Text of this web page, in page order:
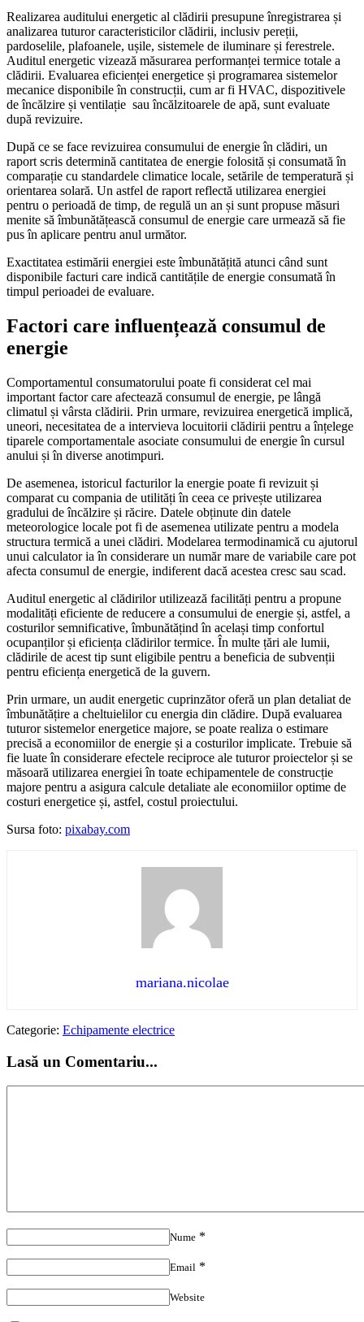
Realizarea auditului energetic al clădirii presupune înregistrarea și
analizarea tuturor caracteristicilor clădirii, inclusiv pereții,
pardoselile, plafoanele, ușile, sistemele de iluminare și ferestrele.
Auditul energetic vizează măsurarea performanței termice totale a
clădirii. Evaluarea eficienței energetice și programarea sistemelor
mecanice disponibile în construcții, cum ar fi HVAC, dispozitivele
de încălzire și ventilație sau încălzitoarele de apă, sunt evaluate
după revizuire.
După ce se face revizuirea consumului de energie în clădiri, un
raport scris determină cantitatea de energie folosită și consumată în
comparație cu standardele climatice locale, setările de temperatură și
orientarea solară. Un astfel de raport reflectă utilizarea energiei
pentru o perioadă de timp, de regulă un an și sunt propuse măsuri
menite să îmbunătățească consumul de energie care urmează să fie
pus în aplicare pentru anul următor.
Exactitatea estimării energiei este îmbunătățită atunci când sunt
disponibile facturi care indică cantitățile de energie consumată în
timpul perioadei de evaluare.
Factori care influențează consumul de
energie
Comportamentul consumatorului poate fi considerat cel mai
important factor care afectează consumul de energie, pe lângă
climatul și vârsta clădirii. Prin urmare, revizuirea energetică implică,
uneori, necesitatea de a intervieva locuitorii clădirii pentru a înțelege
tiparele comportamentale asociate consumului de energie în cursul
anului și în diverse anotimpuri.
De asemenea, istoricul facturilor la energie poate fi revizuit și
comparat cu compania de utilități în ceea ce privește utilizarea
gradului de încălzire și răcire. Datele obținute din datele
meteorologice locale pot fi de asemenea utilizate pentru a modela
structura termică a unei clădiri. Modelarea termodinamică cu ajutorul
unui calculator ia în considerare un număr mare de variabile care pot
afecta consumul de energie, indiferent dacă acestea cresc sau scad.
Auditul energetic al clădirilor utilizează facilități pentru a propune
modalități eficiente de reducere a consumului de energie și, astfel, a
costurilor semnificative, îmbunătățind în același timp confortul
ocupanților și eficiența clădirilor termice. În multe țări ale lumii,
clădirile de acest tip sunt eligibile pentru a beneficia de subvenții
pentru eficiența energetică de la guvern.
Prin urmare, un audit energetic cuprinzător oferă un plan detaliat de
îmbunătățire a cheltuielilor cu energia din clădire. După evaluarea
tuturor sistemelor energetice majore, se poate realiza o estimare
precisă a economiilor de energie și a costurilor implicate. Trebuie să
fie luate în considerare efectele reciproce ale tuturor proiectelor și se
măsoară utilizarea energiei în toate echipamentele de construcție
majore pentru a asigura calcule detaliate ale economiilor optime de
costuri energetice și, astfel, costul proiectului.
Sursa foto: pixabay.com
mariana.nicolae
Categorie: Echipamente electrice
Lasă un Comentariu...
Nume *
Email *
Website